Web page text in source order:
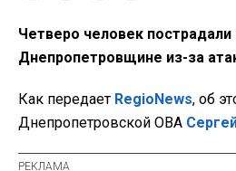
Четверо человек пострадали
Днепропетровщине из-за
Как передает RegioNews, об
Днепропетровской ОВА